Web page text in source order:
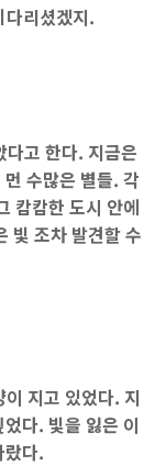
다리셨겠지.
다고 한다. 지금은
수많은 별들. 각
캄캄한 도시 안에
빛 조차 발견할 수
지고 있었다. 지
다. 빛을 잃은 이
랐다.